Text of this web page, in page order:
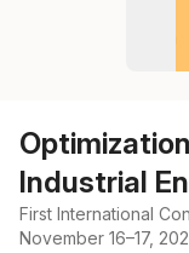
Industrial
First International
November 16–17,